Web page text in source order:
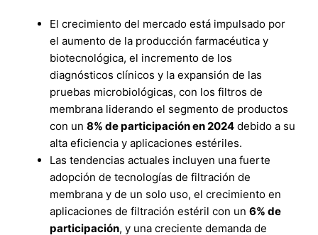
El crecimiento del mercado está impulsado por
el aumento de la producción farmacéutica y
biotecnológica, el incremento de los
diagnósticos clínicos y la expansión de las
pruebas microbiológicas, con los filtros de
membrana liderando el segmento de productos
con un8% de participación en 2024 debido a su
alta eficiencia y aplicaciones estériles.
Las tendencias actuales incluyen una fuerte
adopción de tecnologías de filtración de
membrana y de un solo uso, el crecimiento en
aplicaciones de filtración estéril con un6% de
participación, y una creciente demanda de